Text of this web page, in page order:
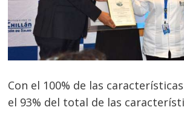
Con el 100% de las
el 93% del total de las